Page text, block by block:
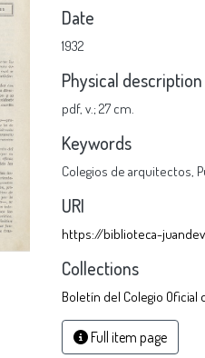
Date
1932
Physical description
pdf, v.; 27 cm.
Keywords
Colegios de arquitectos,
URI
https://biblioteca-
Collections
Boletín del Colegio Oficial
Full item page